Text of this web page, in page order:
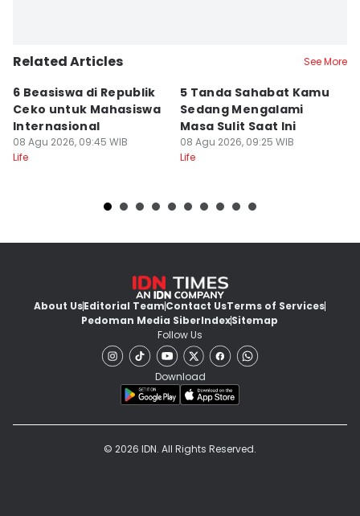
Related Articles See More
6 Beasiswa di Republik
Ceko untuk Mahasiswa
Internasional
08 Agu 2026, 09:45 WIB
Life
5 Tanda Sahabat Kamu
Sedang Mengalami
Masa Sulit Saat Ini
08 Agu 2026, 09:25 WIB
Life
About UsEditorial TeamContact UsTerms of Services
Pedoman Media SiberIndexSitemap
Follow Us
Download
© 2026 IDN. All Rights Reserved.